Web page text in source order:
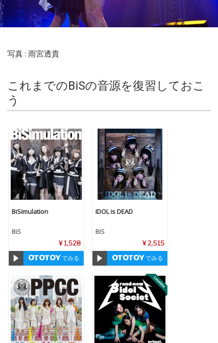
写真 : 雨宮透貴
これまでのBiSの音源を復習しておこ
う
BiSimulation
BiS
¥ 1,528
でみる
IDOL is DEAD
BiS
¥ 2,515
でみる